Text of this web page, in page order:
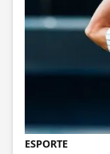
ESPORTE